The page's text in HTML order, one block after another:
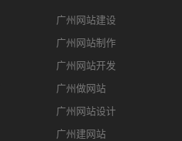
广州网站建设
广州网站制作
广州网站开发
广州做网站
广州网站设计
广州建网站